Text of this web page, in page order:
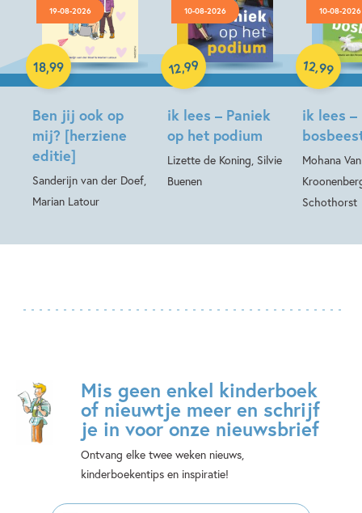
19-08-2026
Ben jij ook op
mij? [herziene
editie]
Sanderijn van der Doef,
Marian Latour
18,99
Hardcover
10-08-2026
ik lees – Paniek
op het podium
Lizette de Koning, Silvie
Buenen
12,99
Hardcover
10-08-2026
ik lees –
Mohana
Schothorst
12,99
Hardcover
Mis geen enkel kinderboek
of nieuwtje meer en schrijf
je in voor onze nieuwsbrief
Ontvang elke twee weken nieuws,
kinderboekentips en inspiratie!
E-